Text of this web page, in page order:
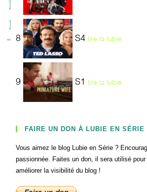
8 S4 lire la lubie
9 S1 lire la lubie
FAIRE UN DON À LUBIE EN SÉRIE
Vous aimez le blog Lubie en Série ?
passionnée. Faites un don, il sera utilisé
améliorer la visibilité du blog !